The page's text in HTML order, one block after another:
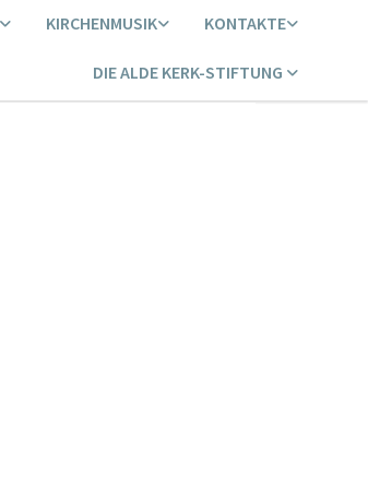
KIRCHENMUSIK KONTAKTE
DIE ALDE KERK-STIFTUNG